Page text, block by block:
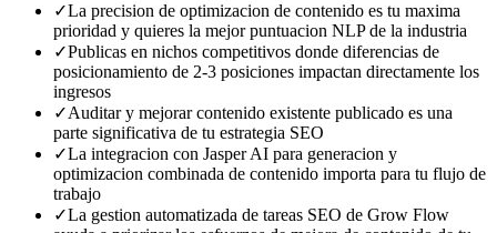
✓La precision de optimizacion de contenido es tu maxima
prioridad y quieres la mejor puntuacion NLP de la industria
✓Publicas en nichos competitivos donde diferencias de
posicionamiento de 2-3 posiciones impactan directamente los
ingresos
✓Auditar y mejorar contenido existente publicado es una
parte significativa de tu estrategia SEO
✓La integracion con Jasper AI para generacion y
optimizacion combinada de contenido importa para tu flujo de
trabajo
✓La gestion automatizada de tareas SEO de Grow Flow